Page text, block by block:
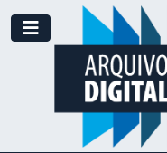
Skip to main content
Toggle